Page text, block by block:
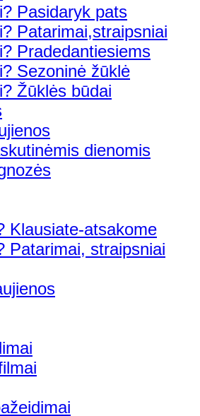
Pasidaryk pats
Patarimai,straipsniai
Pradedantiesiems
Sezoninė žūklė
Žūklės būdai
dienomis
Klausiate-atsakome
Patarimai, straipsniai